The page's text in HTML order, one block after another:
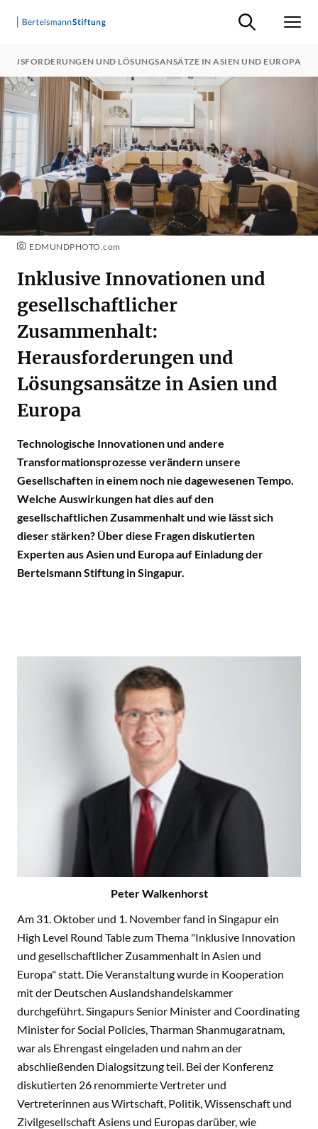
Suche ein-/
UND LÖSUNGSANSÄTZE IN ASIEN UND EUROPA
EDMUNDPHOTO.com
Inklusive Innovationen und
gesellschaftlicher
Zusammenhalt:
Herausforderungen und
Lösungsansätze in Asien und
Europa
Technologische Innovationen und andere
Transformationsprozesse verändern unsere
Gesellschaften in einem noch nie dagewesenen Tempo.
Welche Auswirkungen hat dies auf den
gesellschaftlichen Zusammenhalt und wie lässt sich
dieser stärken? Über diese Fragen diskutierten
Experten aus Asien und Europa auf Einladung der
Bertelsmann Stiftung in Singapur.
Peter Walkenhorst
Am 31. Oktober und 1. November fand in Singapur ein
High Level Round Table zum Thema "Inklusive Innovation
und gesellschaftlicher Zusammenhalt in Asien und
Europa" statt. Die Veranstaltung wurde in Kooperation
mit der Deutschen Auslandshandelskammer
durchgeführt. Singapurs Senior Minister and Coordinating
Minister for Social Policies, Tharman Shanmugaratnam,
war als Ehrengast eingeladen und nahm an der
abschließenden Dialogsitzung teil. Bei der Konferenz
diskutierten 26 renommierte Vertreter und
Vertreterinnen aus Wirtschaft, Politik, Wissenschaft und
Zivilgesellschaft Asiens und Europas darüber, wie